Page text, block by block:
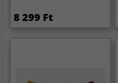
8 299 Ft